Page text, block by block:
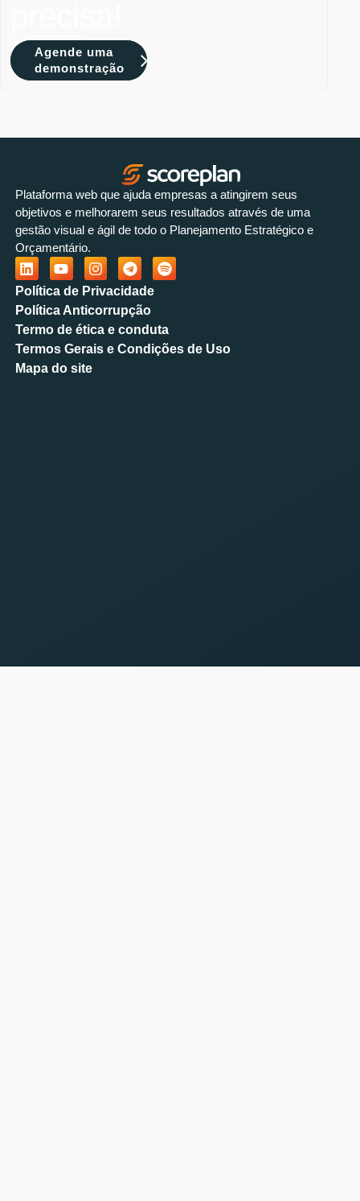
Agende uma
demonstração
Plataforma web que ajuda empresas a atingirem seus
objetivos e melhorarem seus resultados através de uma
gestão visual e ágil de todo o Planejamento Estratégico e
Orçamentário.
Política de Privacidade
Política Anticorrupção
Termo de ética e conduta
Termos Gerais e Condições de Uso
Mapa do site